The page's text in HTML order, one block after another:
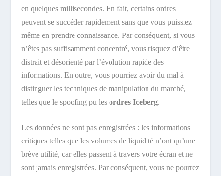
en quelques millisecondes. En fait, certains ordres
peuvent se succéder rapidement sans que vous puissiez
même en prendre connaissance. Par conséquent, si vous
n’êtes pas suffisamment concentré, vous risquez d’être
distrait et désorienté par l’évolution rapide des
informations. En outre, vous pourriez avoir du mal à
distinguer les techniques de manipulation du marché,
telles que le spoofing pu les ordres Iceberg.
Les données ne sont pas enregistrées : les informations
critiques telles que les volumes de liquidité n’ont qu’une
brève utilité, car elles passent à travers votre écran et ne
sont jamais enregistrées. Par conséquent, vous ne pourrez